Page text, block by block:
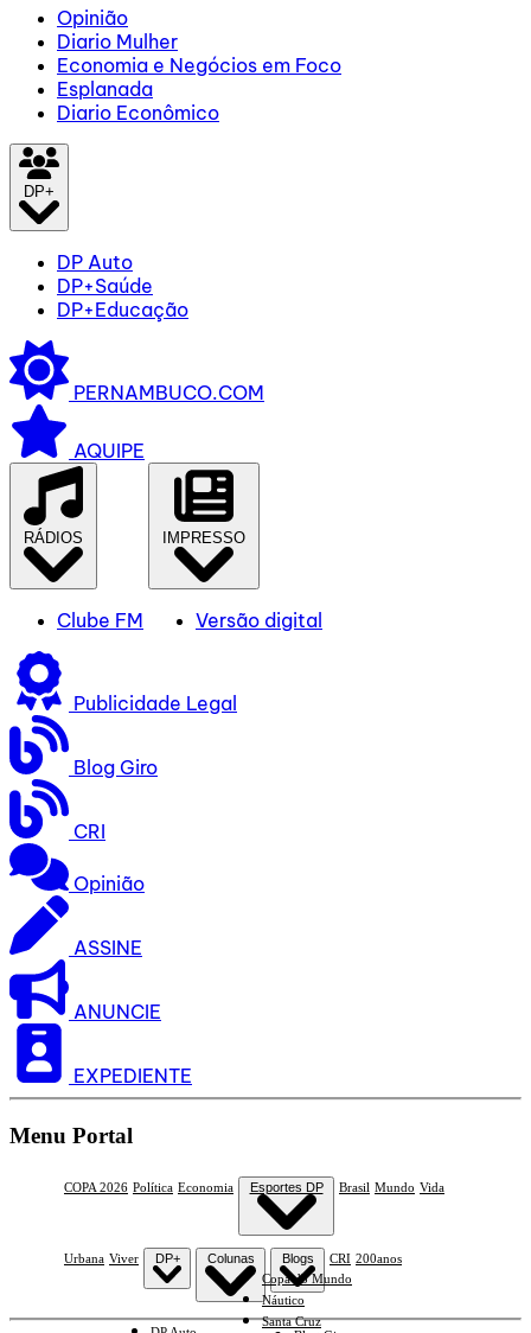
Opinião
Diario Mulher
Economia e Negócios em Foco
Esplanada
Diario Econômico
DP+
DP Auto
DP+Saúde
DP+Educação
PERNAMBUCO.COM
AQUIPE
RÁDIOS
Clube FM
IMPRESSO
Versão digital
Publicidade Legal
Blog Giro
CRI
Opinião
ASSINE
ANUNCIE
EXPEDIENTE
Menu Portal
COPA 2026 Política Economia Esportes DP
Copa do Mundo
Náutico
Santa Cruz
Brasil Mundo Vida
Urbana Viver DP+ Colunas Blogs CRI 200anos